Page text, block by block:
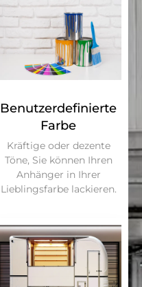
Benutzerdefinierte
Farbe
Kräftige oder dezente
Töne, Sie können Ihren
Anhänger in Ihrer
Lieblingsfarbe lackieren.